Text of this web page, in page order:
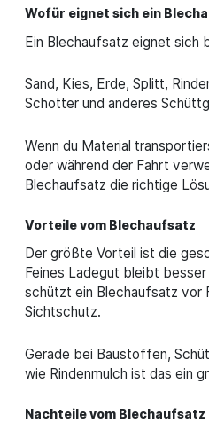
Wofür eignet sich ein
Ein Blechaufsatz eignet sich
Sand, Kies, Erde, Splitt,
Schotter und anderes
Wenn du Material
oder während der Fahrt
Blechaufsatz die richtige
Vorteile vom Blechaufsatz
Der größte Vorteil ist die
Feines Ladegut bleibt
schützt ein Blechaufsatz vor
Sichtschutz.
Gerade bei Baustoffen,
wie Rindenmulch ist das ein
Nachteile vom Blechaufsatz